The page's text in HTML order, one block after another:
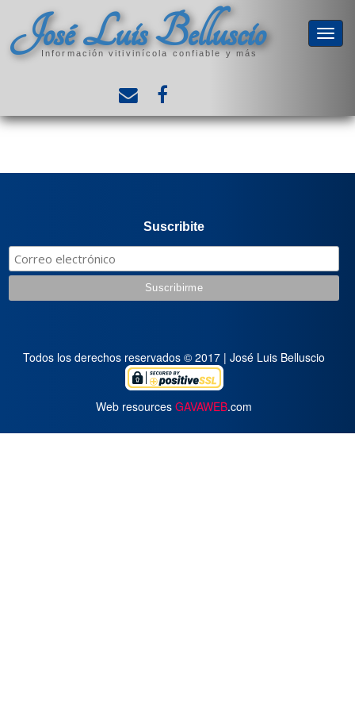
José Luis Belluscio
Información vitivinícola confiable y más
Suscribite
Todos los derechos reservados © 2017 | José Luis Belluscio
Web resources GAVAWEB.com